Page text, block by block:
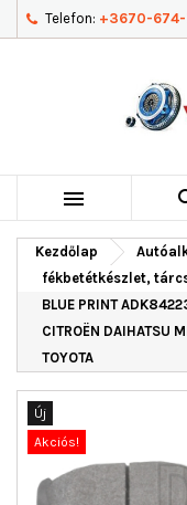
Telefon: +3670-

Kezdőlap
fékbetétkészlet,
BLUE PRINT
CITROËN DAIHATSU
TOYOTA
Új
Akciós!